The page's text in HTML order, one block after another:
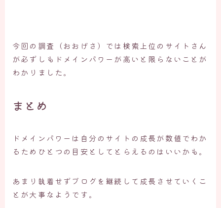
今回の調査（おおげさ）では検索上位のサイトさん
が必ずしもドメインパワーが高いと限らないことが
わかりました。
まとめ
ドメインパワーは自分のサイトの成長が数値でわか
るためひとつの目安としてとらえるのはいいかも。
あまり執着せずブログを継続して成長させていくこ
とが大事なようです。